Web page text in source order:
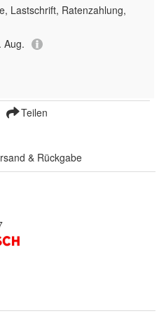
Lastschrift, Ratenzahlung,
Aug.
Teilen
& Rückgabe